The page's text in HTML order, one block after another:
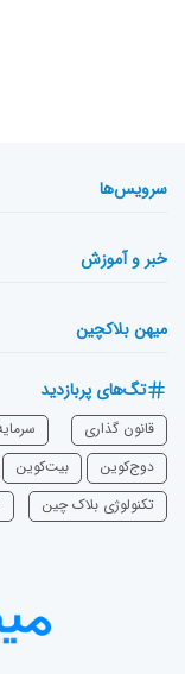
سرویس‌ها
خبر و آموزش
میهن بلاکچین
تگ‌های پربازدید
قانون گذاری
دوج‌کوین
بیت‌کوین
تکنولوژی بلاک چین